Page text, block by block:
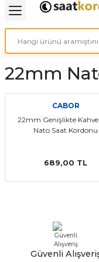
& ELEKTİRİK
ve Cihaz Pilleri
ÇEŞİTLERİ
ÇEŞİTLERİ
Kordon Çeşitleri
kordonları
Kordonu
saat kordonu
22mm
CABOR
22mm Genişlikte
Nato Saat Kordonu
689,00 TL
Güvenli